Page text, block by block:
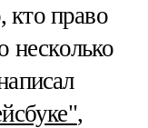
кто право
несколько
,